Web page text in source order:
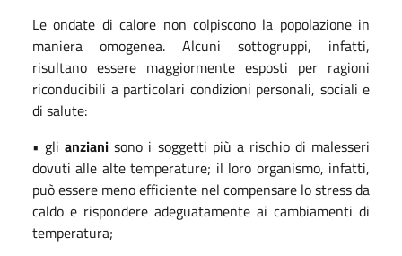
Le ondate di calore non colpiscono la popolazione in
maniera omogenea. Alcuni sottogruppi, infatti,
risultano essere maggiormente esposti per ragioni
riconducibili a particolari condizioni personali, sociali e
di salute:
• glianzianisono i soggetti più a rischio di malesseri
dovuti alle alte temperature; il loro organismo, infatti,
può essere meno efficiente nel compensare lo stress da
caldo e rispondere adeguatamente ai cambiamenti di
temperatura;